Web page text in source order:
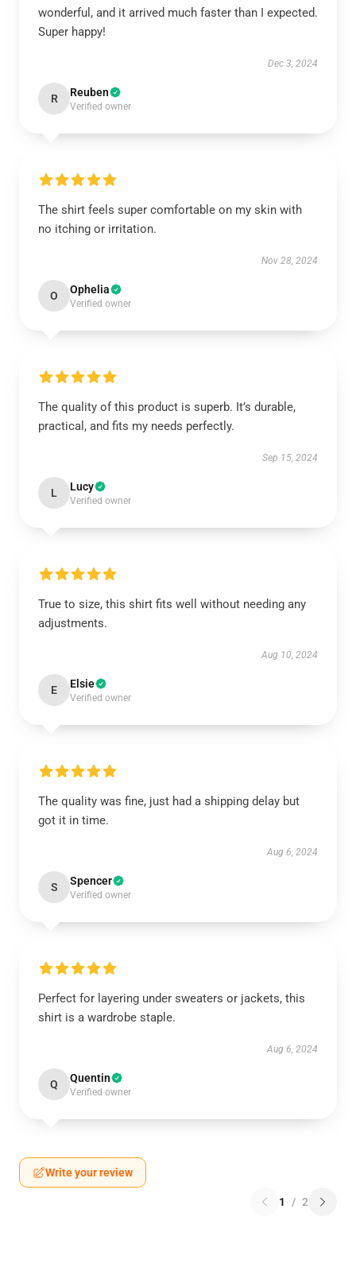
wonderful, and it arrived much faster than I expected.
Super happy!
Dec 3, 2024
R Reuben
Verified owner
The shirt feels super comfortable on my skin with
no itching or irritation.
Nov 28, 2024
O Ophelia
Verified owner
The quality of this product is superb. It’s durable,
practical, and fits my needs perfectly.
Sep 15, 2024
L Lucy
Verified owner
True to size, this shirt fits well without needing any
adjustments.
Aug 10, 2024
E Elsie
Verified owner
The quality was fine, just had a shipping delay but
got it in time.
Aug 6, 2024
S Spencer
Verified owner
Perfect for layering under sweaters or jackets, this
shirt is a wardrobe staple.
Aug 6, 2024
Q Quentin
Verified owner
Write your review
1 / 2